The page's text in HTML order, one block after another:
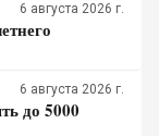
6 августа 2026 г.
6 августа 2026 г.
до 5000